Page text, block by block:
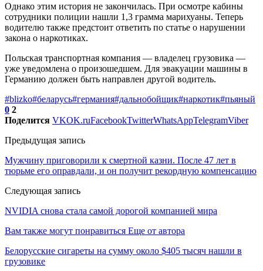
Однако этим история не закончилась. При осмотре кабины
сотрудники полиции нашли 1,3 грамма марихуаны. Теперь
водителю также предстоит ответить по статье о нарушении
закона о наркотиках.
Польская транспортная компания — владелец грузовика —
уже уведомлена о произошедшем. Для эвакуации машины в
Германию должен быть направлен другой водитель.
#blizko#беларусь#германия#дальнобойщик#наркотик#пьяный
0 2
Поделится VKOK.ruFacebookTwitterWhatsAppTelegramViber
Предыдущая запись
Мужчину приговорили к смертной казни. После 47 лет в
тюрьме его оправдали, и он получит рекордную компенсацию
Следующая запись
NVIDIA снова стала самой дорогой компанией мира
Вам также могут понравиться Еще от автора
Белорусские сигареты на сумму около $405 тысяч нашли в
грузовике